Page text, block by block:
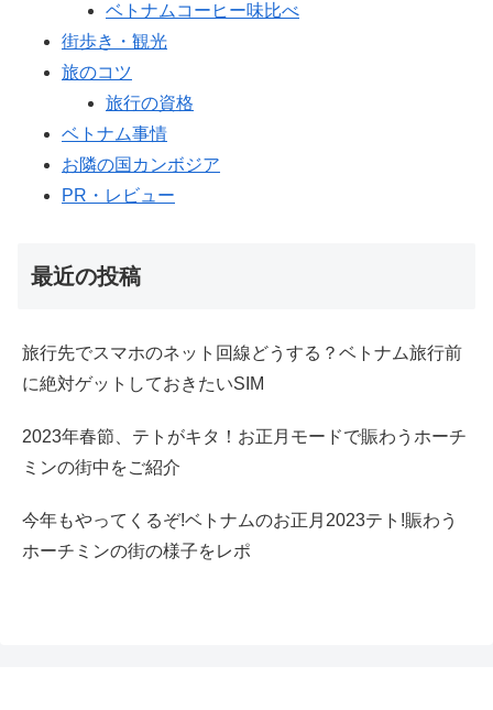
ベトナムコーヒー味比べ
街歩き・観光
旅のコツ
旅行の資格
ベトナム事情
お隣の国カンボジア
PR・レビュー
最近の投稿
旅行先でスマホのネット回線どうする？ベトナム旅行前
に絶対ゲットしておきたいSIM
2023年春節、テトがキタ！お正月モードで賑わうホーチ
ミンの街中をご紹介
今年もやってくるぞ!ベトナムのお正月2023テト!賑わう
ホーチミンの街の様子をレポ